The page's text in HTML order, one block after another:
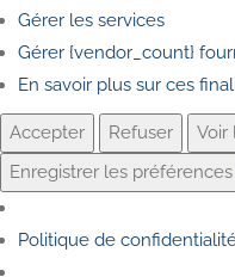
Gérer les services
Gérer {vendor_count}
En savoir plus sur ces
Accepter Refuser
Voir
Enregistrer les préférences
Politique de